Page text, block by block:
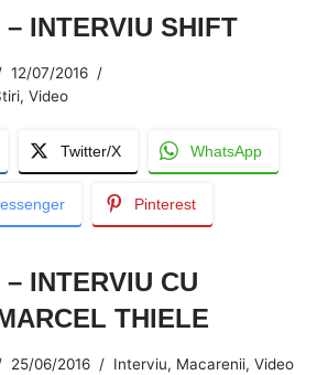
INTERVIU SHIFT
12/07/2016
, Video
Twitter/X WhatsApp
Pinterest
INTERVIU CU
THIELE
25/06/2016 Interviu, Macarenii, Video